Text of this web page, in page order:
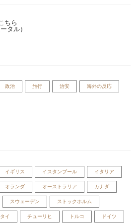
ちら
タル）
政治 旅行 治安 海外の反応
イギリス イスタンブール イタリア
オランダ オーストラリア カナダ
スウェーデン ストックホルム
タイ チューリヒ トルコ ドイツ